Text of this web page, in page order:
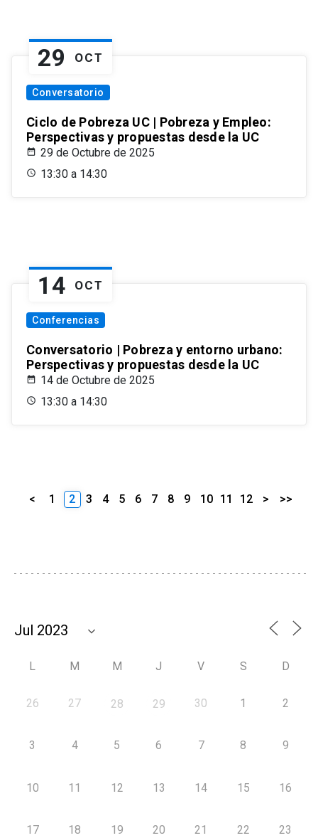
29 OCT
Conversatorio
Ciclo de Pobreza UC | Pobreza y Empleo:
Perspectivas y propuestas desde la UC
29 de Octubre de 2025
13:30 a 14:30
14 OCT
Conferencias
Conversatorio | Pobreza y entorno urbano:
Perspectivas y propuestas desde la UC
14 de Octubre de 2025
13:30 a 14:30
< 1 2 3 4 5 6 7 8 9 10 11 12 > >>
L M M J V S D
26 27 28 29 30 1 2
3 4 5 6 7 8 9
10 11 12 13 14 15 16
17 18 19 20 21 22 23